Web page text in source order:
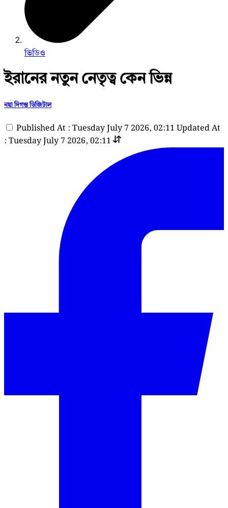
ভিডিও
ইরানের নতুন নেতৃত্ব কেন ভিন্ন
নয়া দিগন্ত ডিজিটাল
Published At : Tuesday July 7 2026, 02:11 Updated At
: Tuesday July 7 2026, 02:11